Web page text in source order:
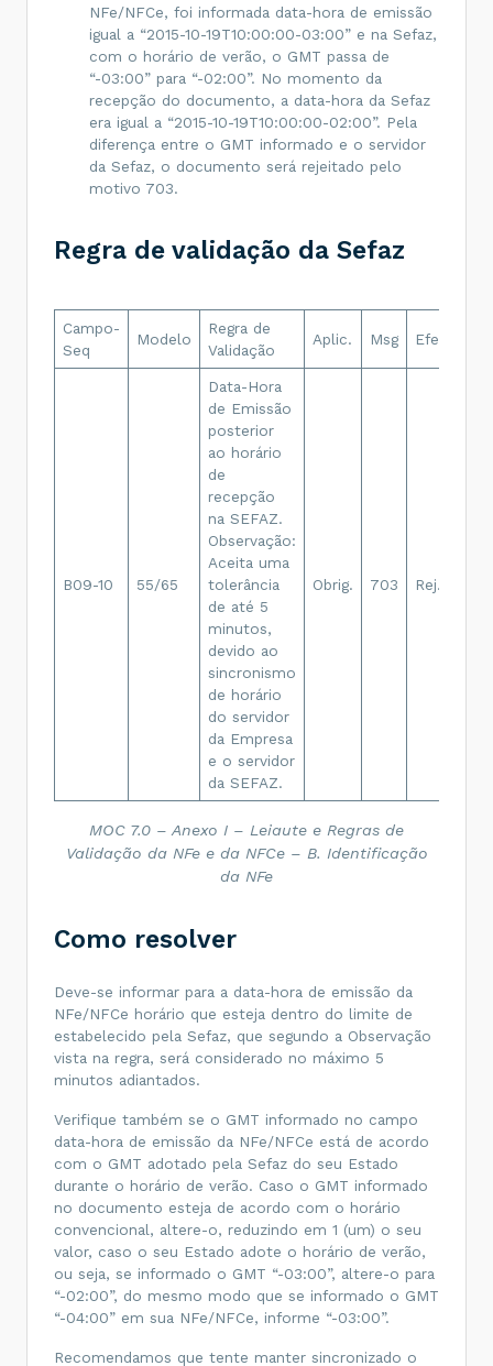
NFe/NFCe, foi informada data-hora de emissão
igual a “2015-10-19T10:00:00-03:00” e na Sefaz,
com o horário de verão, o GMT passa de
“-03:00” para “-02:00”. No momento da
recepção do documento, a data-hora da Sefaz
era igual a “2015-10-19T10:00:00-02:00”. Pela
diferença entre o GMT informado e o servidor
da Sefaz, o documento será rejeitado pelo
motivo 703.
Regra de validação da Sefaz
Campo-
Seq
Modelo
Regra de
Validação
Aplic. Msg Efeito
B09-10 55/65
Data-Hora
de Emissão
posterior
ao horário
de
recepção
na SEFAZ.
Observação:
Aceita uma
tolerância
de até 5
minutos,
devido ao
sincronismo
de horário
do servidor
da Empresa
e o servidor
da SEFAZ.
Obrig. 703 Rej.
MOC 7.0 – Anexo I – Leiaute e Regras de
Validação da NFe e da NFCe – B. Identificação
da NFe
Como resolver
Deve-se informar para a data-hora de emissão da
NFe/NFCe horário que esteja dentro do limite de
estabelecido pela Sefaz, que segundo a Observação
vista na regra, será considerado no máximo 5
minutos adiantados.
Verifique também se o GMT informado no campo
data-hora de emissão da NFe/NFCe está de acordo
com o GMT adotado pela Sefaz do seu Estado
durante o horário de verão. Caso o GMT informado
no documento esteja de acordo com o horário
convencional, altere-o, reduzindo em 1 (um) o seu
valor, caso o seu Estado adote o horário de verão,
ou seja, se informado o GMT “-03:00”, altere-o para
“-02:00”, do mesmo modo que se informado o GMT
“-04:00” em sua NFe/NFCe, informe “-03:00”.
Recomendamos que tente manter sincronizado o